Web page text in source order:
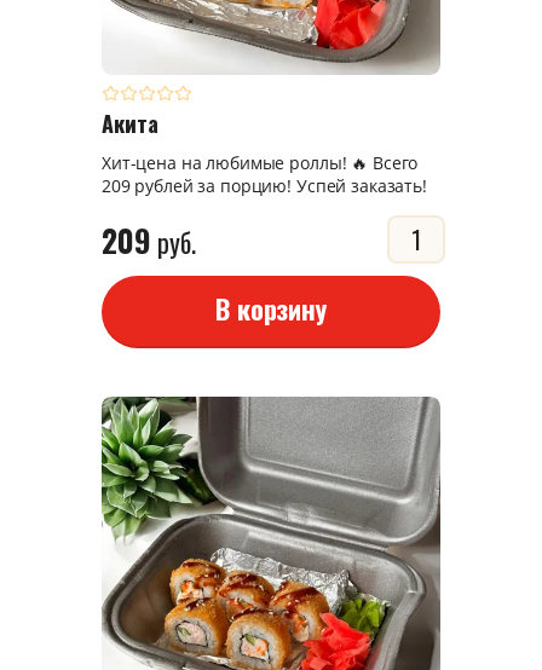
Акита
Хит-цена на любимые роллы! 🔥 Всего
209 рублей за порцию! Успей заказать!
209 руб.
В корзину